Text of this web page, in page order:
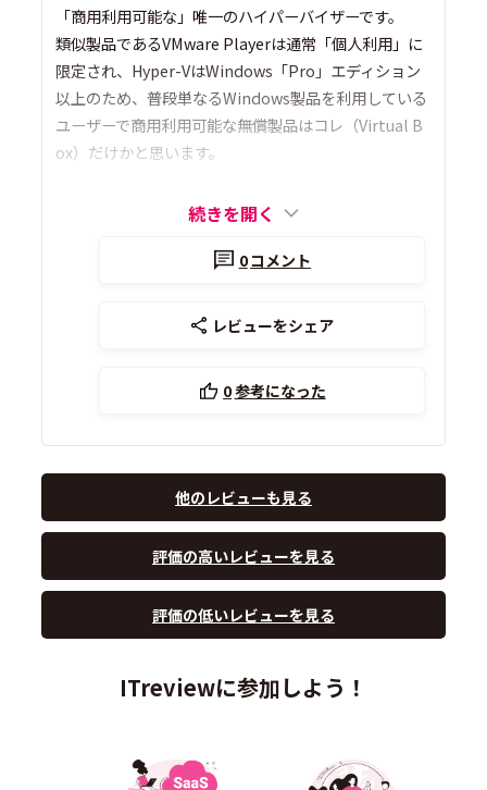
「商用利用可能な」唯一のハイパーバイザーです。
類似製品であるVMware Playerは通常「個人利用」に
限定され、Hyper-VはWindows「Pro」エディション
以上のため、普段単なるWindows製品を利用している
ユーザーで商用利用可能な無償製品はコレ（Virtual B
ox）だけかと思います。
続きを開く
0コメント
レビューをシェア
0参考になった
他のレビューも見る
評価の高いレビューを見る
評価の低いレビューを見る
ITreviewに参加しよう！